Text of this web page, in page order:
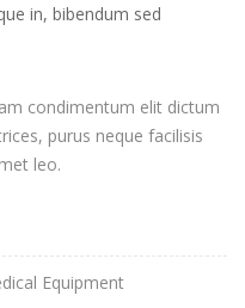
in, bibendum sed
condimentum elit dictum
purus neque facilisis
leo.
Equipment